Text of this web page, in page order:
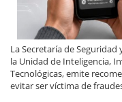
La Secretaría de Seguridad
la Unidad de Inteligencia,
Tecnológicas, emite
evitar ser víctima de